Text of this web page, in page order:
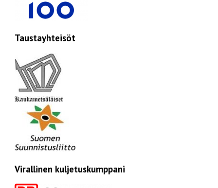
Taustayhteisöt
Virallinen kuljetuskumppani